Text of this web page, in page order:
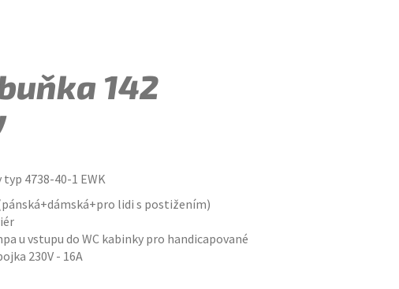
142
4738-40-1 EWK
lidi s postižením)
u vstupu do WC kabinky pro handicapované
230V - 16A